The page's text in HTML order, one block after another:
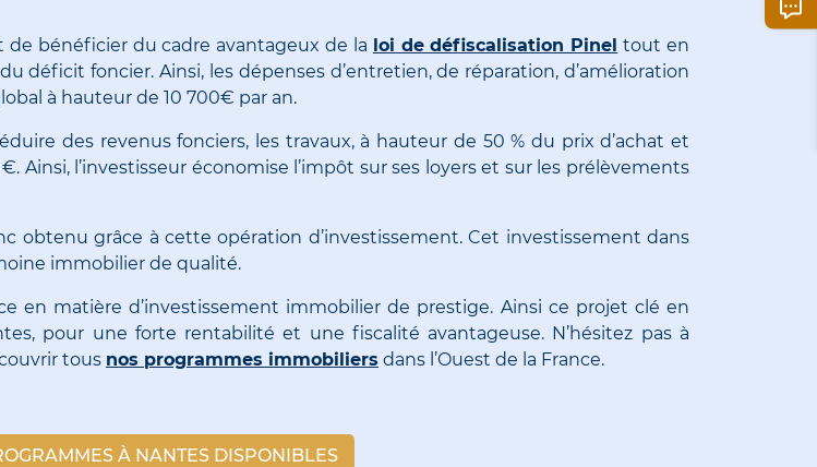
bénéficier du cadre avantageux de la loi de défiscalisation Pinel tout en
déficit foncier. Ainsi, les dépenses d’entretien, de réparation, d’amélioration
à hauteur de 10 700€ par an.
des revenus fonciers, les travaux, à hauteur de 50 % du prix d’achat et
l’investisseur économise l’impôt sur ses loyers et sur les prélèvements
obtenu grâce à cette opération d’investissement. Cet investissement dans
immobilier de qualité.
en matière d’investissement immobilier de prestige. Ainsi ce projet clé en
pour une forte rentabilité et une fiscalité avantageuse. N’hésitez pas à
tous nos programmes immobiliers dans l’Ouest de la France.
À NANTES DISPONIBLES